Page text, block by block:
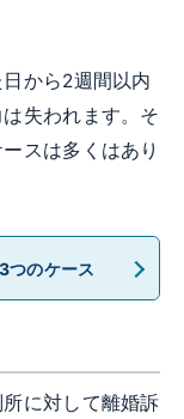
から2週間以内
失われます。そ
スは多くはあり
つのケース
に対して離婚訴